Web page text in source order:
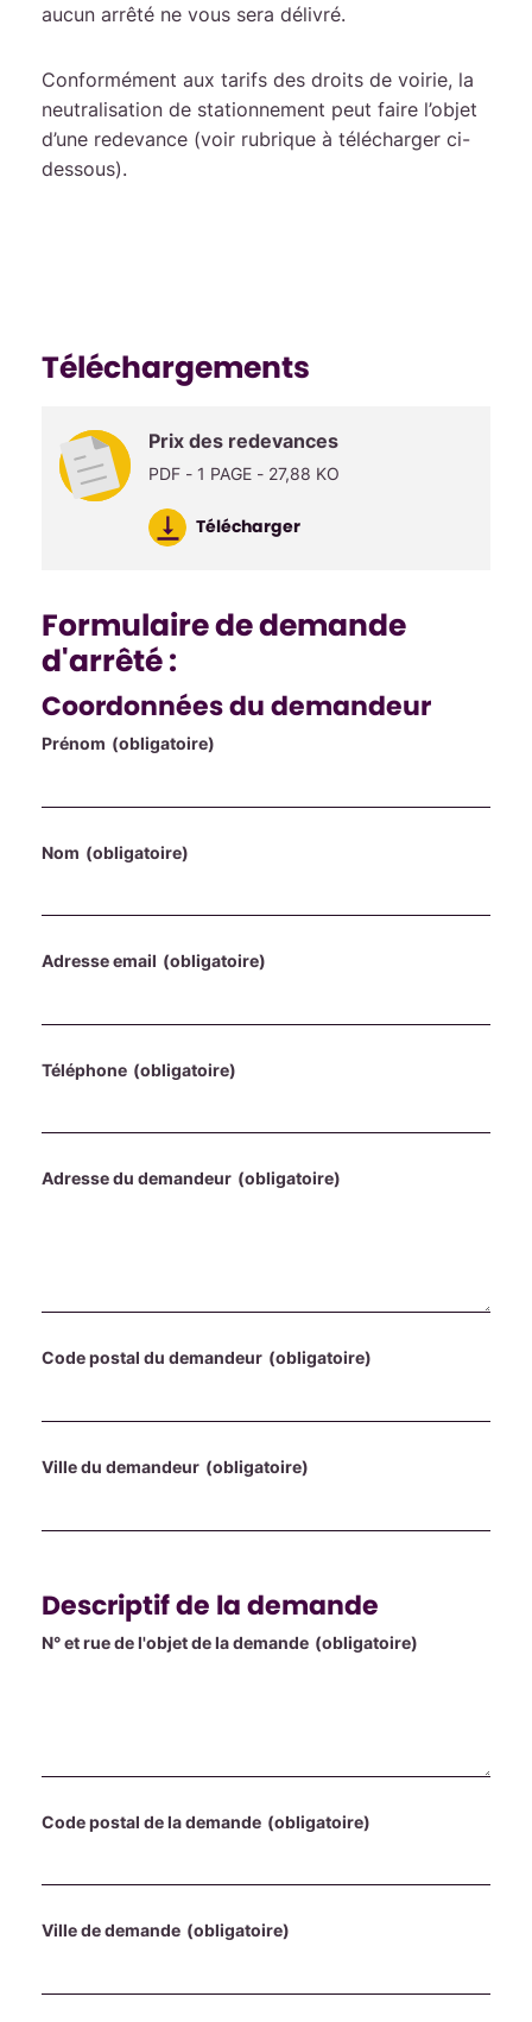
aucun arrêté ne vous sera délivré.
Conformément aux tarifs des droits de voirie, la
neutralisation de stationnement peut faire l’objet
d’une redevance (voir rubrique à télécharger ci-
dessous).
Téléchargements
Prix des redevances
PDF - 1 PAGE - 27,88 KO
Télécharger
Formulaire de demande
d'arrêté :
Coordonnées du demandeur
Prénom (obligatoire)
Nom (obligatoire)
Adresse email (obligatoire)
Téléphone (obligatoire)
Adresse du demandeur (obligatoire)
Code postal du demandeur (obligatoire)
Ville du demandeur (obligatoire)
Descriptif de la demande
N° et rue de l'objet de la demande (obligatoire)
Code postal de la demande (obligatoire)
Ville de demande (obligatoire)